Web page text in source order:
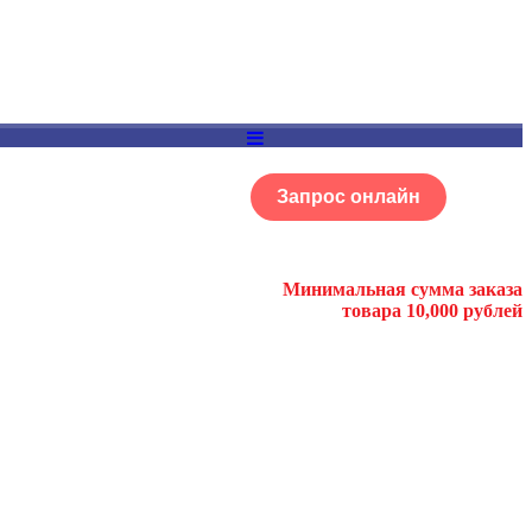
Запрос онлайн
Минимальная сумма заказа
товара 10,000 рублей